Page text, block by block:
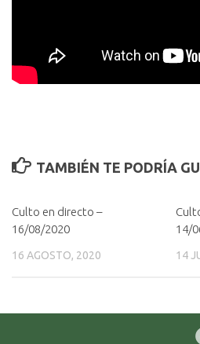
TAMBIÉN TE PODRÍA
Culto en directo –
16/08/2020
16 AGOSTO, 2020
14/
14